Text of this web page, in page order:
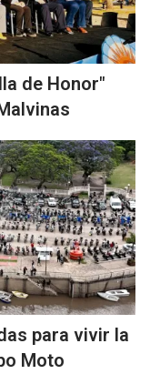
de Honor"
para vivir la
Moto